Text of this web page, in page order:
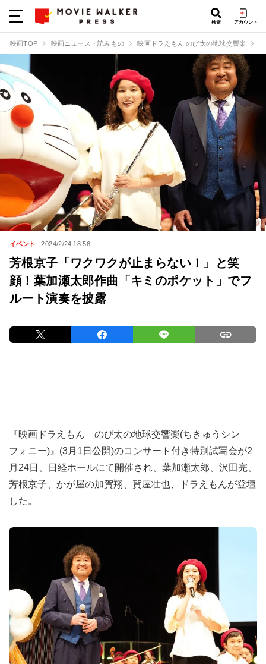
検索 アカウント
映画TOP 映画ニュース・読みもの 映画ドラえもん のび太の地球交響楽
イベント 2024/2/24 18:56
芳根京子「ワクワクが止まらない！」と笑
顔！葉加瀬太郎作曲「キミのポケット」でフ
ルート演奏を披露
『映画ドラえもん のび太の地球交響楽(ちきゅうシン
フォニー)』(3月1日公開)のコンサート付き特別試写会が2
月24日、日経ホールにて開催され、葉加瀬太郎、沢田完、
芳根京子、かが屋の加賀翔、賀屋壮也、ドラえもんが登壇
した。